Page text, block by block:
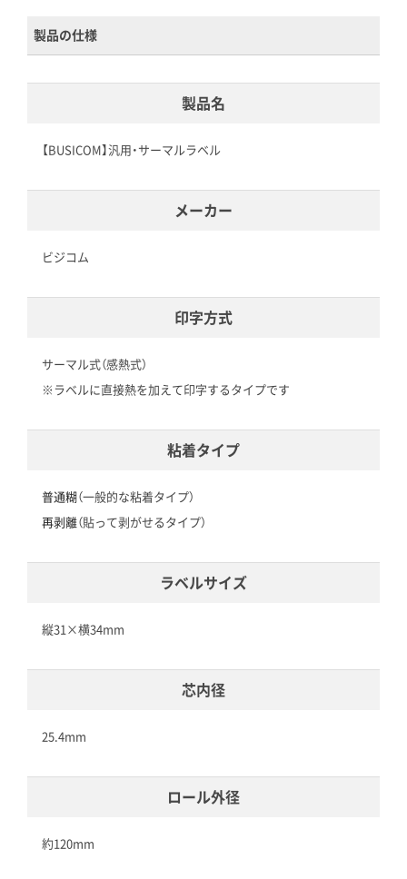
製品の仕様
製品名
【BUSICOM】汎用・サーマルラベル
メーカー
ビジコム
印字方式
サーマル式（感熱式）
※ラベルに直接熱を加えて印字するタイプです
粘着タイプ
普通糊 （一般的な粘着タイプ）
再剥離（貼って剥がせるタイプ）
ラベルサイズ
縦31×横34mm
芯内径
25.4mm
ロール外径
約120mm